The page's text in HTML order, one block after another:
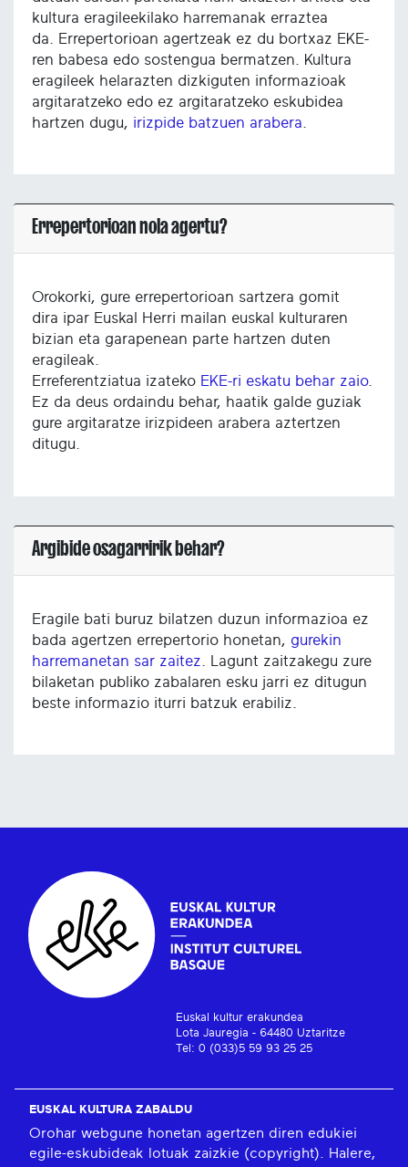
kultura eragileekilako harremanak erraztea
da. Errepertorioan agertzeak ez du bortxaz EKE-
ren babesa edo sostengua bermatzen. Kultura
eragileek helarazten dizkiguten informazioak
argitaratzeko edo ez argitaratzeko eskubidea
hartzen dugu, irizpide batzuen arabera
Errepertorioan nola agertu?
Orokorki, gure errepertorioan sartzera gomit
dira ipar Euskal Herri mailan euskal kulturaren
bizian eta garapenean parte hartzen duten
eragileak.
Erreferentziatua izateko EKE-ri eskatu behar zaio.
Ez da deus ordaindu behar, haatik galde guziak
gure argitaratze irizpideen arabera aztertzen
ditugu.
Argibide osagarririk behar?
Eragile bati buruz bilatzen duzun informazioa ez
bada agertzen errepertorio honetan, gurekin
harremanetan sar zaitez . Lagunt zaitzakegu zure
bilaketan publiko zabalaren esku jarri ez ditugun
beste informazio iturri batzuk erabiliz.
Euskal kultur erakundea
Lota Jauregia - 64480 Uztaritze
Tel: 0 (033)5 59 93 25 25
EUSKAL KULTURA ZABALDU
Orohar webgune honetan agertzen diren edukiei
egile-eskubideak lotuak zaizkie (copyright). Halere,